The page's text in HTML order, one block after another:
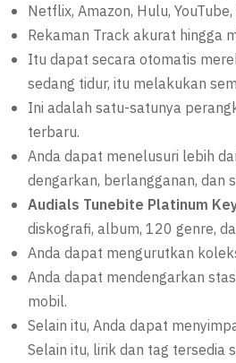
Netflix, Amazon, Hulu,
Rekaman Track akurat hingga
Itu dapat secara otomatis
sedang tidur, itu melakukan
Ini adalah satu-satunya
terbaru.
Anda dapat menelusuri lebih
dengarkan, berlangganan, dan
Audials Tunebite Platinum
diskografi, album, 120 genre,
Anda dapat mengurutkan
Anda dapat mendengarkan
mobil.
Selain itu, Anda dapat
Selain itu, lirik dan tag tersedia